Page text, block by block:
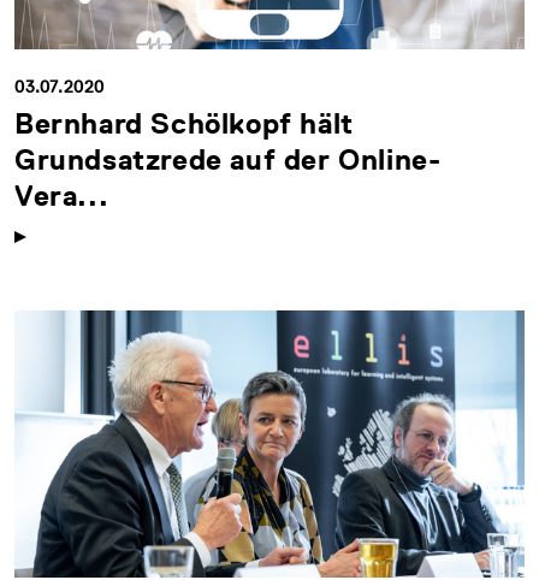
03.07.2020
Bernhard Schölkopf hält
Grundsatzrede auf der Online-
Vera...